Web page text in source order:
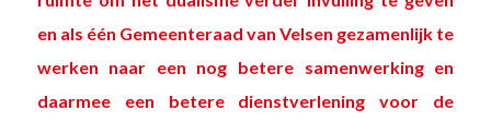
en als één Gemeenteraad van Velsen gezamenlijk te
werken naar een nog betere samenwerking en
daarmee een betere dienstverlening voor de